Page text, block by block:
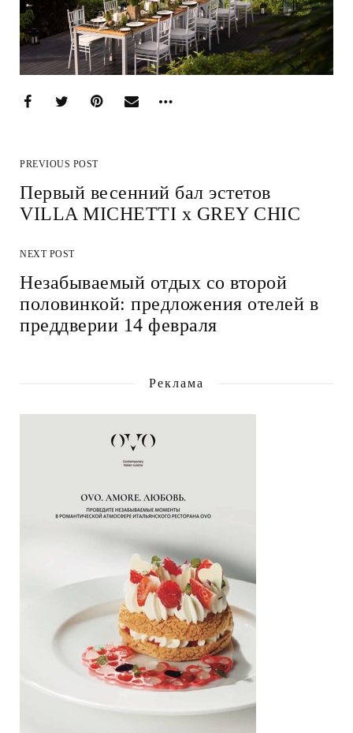
PREVIOUS POST
Первый весенний бал эстетов
VILLA MICHETTI х GREY CHIC
NEXT POST
Незабываемый отдых со второй
половинкой: предложения отелей в
преддверии 14 февраля
Реклама